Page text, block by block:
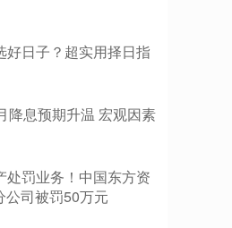
好日子？超实用择日指
降息预期升温 宏观因素
处罚业务！中国东方资
公司被罚50万元